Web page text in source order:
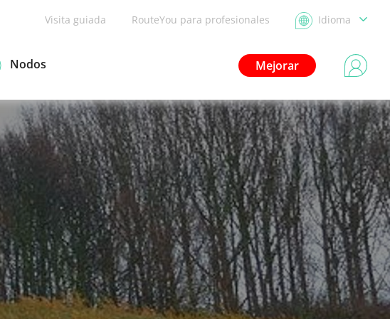
Visita guiada RouteYou para profesionales Idioma
Mejorar
Nodos